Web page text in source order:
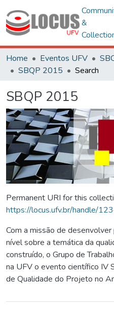
&
Home Eventos UFV
SBQP 2015
Search
SBQP 2015
Permanent URI for this
https://locus.ufv.br/handle/
Com a missão de
nível sobre a temática da
construído, o Grupo de
na UFV o evento científico IV
de Qualidade do Projeto no